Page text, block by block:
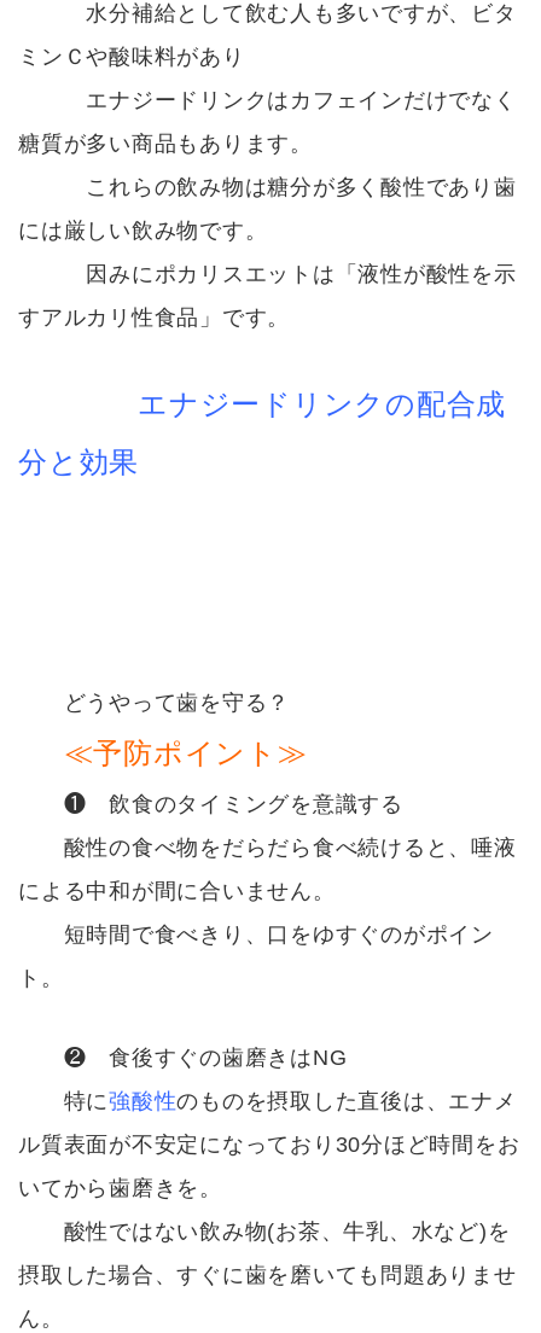
水分補給として飲む人も多いですが、ビタ
ミンＣや酸味料があり
エナジードリンクはカフェインだけでなく
糖質が多い商品もあります。
これらの飲み物は糖分が多く酸性であり歯
には厳しい飲み物です。
因みにポカリスエットは 「液性が酸性を示
すアルカリ性食品」 です。
エナジードリンクの配合成
分と効果
どうやって歯を守る？
≪予防ポイント≫
❶ 飲食のタイミングを意識する
酸性の食べ物をだらだら食べ続けると、唾液
による中和が間に合いません。
短時間で食べきり、口をゆすぐのがポイン
ト。
❷ 食後すぐの歯磨きはNG
特に強酸性のものを摂取した直後は、エナメ
ル質表面が不安定になっており30分ほど時間をお
いてから歯磨きを。
酸性ではない飲み物(お茶、牛乳、水など)を
摂取した場合、すぐに歯を磨いても問題ありませ
ん。